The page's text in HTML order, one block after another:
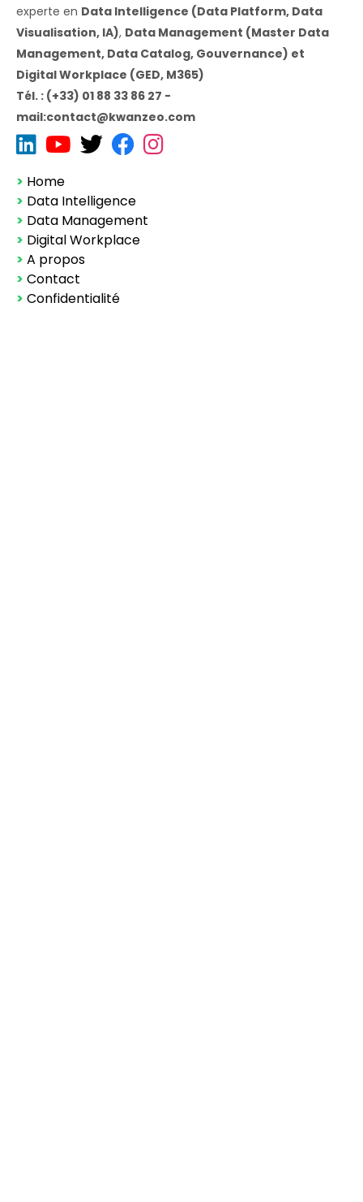
experte en Data Intelligence (Data Platform, Data
Visualisation, IA), Data Management (Master Data
Management, Data Catalog, Gouvernance) et
Digital Workplace (GED, M365)
Tél. : (+33) 01 88 33 86 27 -
mail:contact@kwanzeo.com
> Home
> Data Intelligence
> Data Management
> Digital Workplace
> A propos
> Contact
> Confidentialité